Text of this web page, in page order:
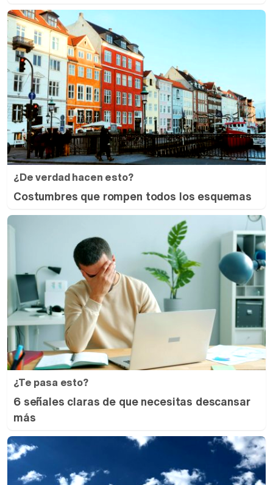
¿De verdad hacen esto?
Costumbres que rompen todos los esquemas
¿Te pasa esto?
6 señales claras de que necesitas descansar
más